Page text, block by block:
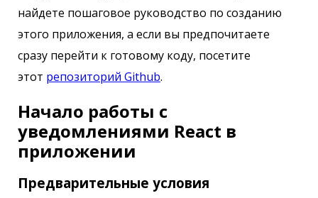
найдете пошаговое руководство по созданию
этого приложения, а если вы предпочитаете
сразу перейти к готовому коду, посетите
этот репозиторий Github.
Начало работы с
уведомлениями React в
приложении
Предварительные условия